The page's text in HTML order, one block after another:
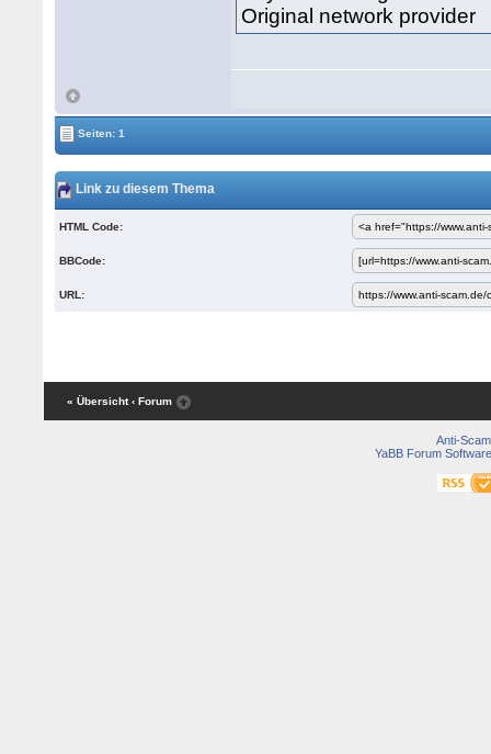
Original network
Seiten: 1
Link zu diesem Thema
HTML Code:
BBCode:
URL:
« Übersicht ‹ Forum
Anti-Scam
YaBB Forum Software